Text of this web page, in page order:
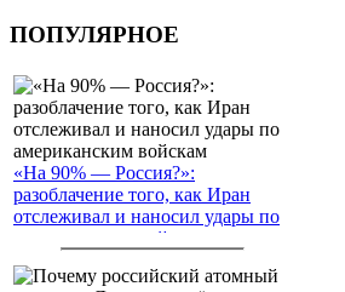
ПОПУЛЯРНОЕ
«На 90% — Россия?»:
разоблачение того, как Иран
отслеживал и наносил удары по
американским войскам